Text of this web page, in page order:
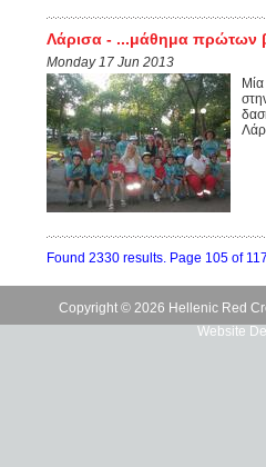
Λάρισα - ...μάθημα πρώτων
Monday 17 Jun 2013
Μία
Found 2330 results. Page 105 of
Copyright © 2026 Hellenic Red
Website